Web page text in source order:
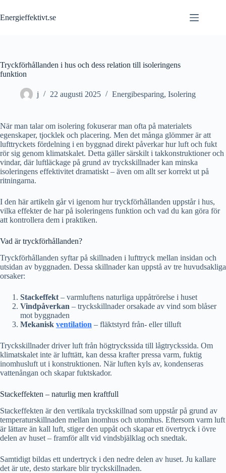
to
content
Energieffektivt.se
Tryckförhållanden i hus och dess relation till isoleringens
funktion
j 22 augusti 2025 Energibesparing, Isolering
När man talar om isolering fokuserar man ofta på materialets
egenskaper, tjocklek och placering. Men det många glömmer är att
lufttryckets fördelning i en byggnad direkt påverkar hur luft och fukt
rör sig genom klimatskalet. Detta gäller särskilt i takkonstruktioner och
vindar, där luftläckage på grund av tryckskillnader kan minska
isoleringens effektivitet dramatiskt – även om allt ser korrekt ut på
ritningarna.
I den här artikeln går vi igenom hur tryckförhållanden uppstår i hus,
vilka effekter de har på isoleringens funktion och vad du kan göra för
att kontrollera dem i praktiken.
Vad är tryckförhållanden?
Tryckförhållanden syftar på skillnaden i lufttryck mellan insidan och
utsidan av byggnaden. Dessa skillnader kan uppstå av tre huvudsakliga
orsaker:
Stackeffekt – varmluftens naturliga uppåtrörelse i huset
Vindpåverkan – tryckskillnader orsakade av vind som blåser
mot byggnaden
Mekanisk ventilation – fläktstyrd från- eller tilluft
Tryckskillnader driver luft från högtryckssida till lågtryckssida. Om
klimatskalet inte är lufttätt, kan dessa krafter pressa varm, fuktig
inomhusluft ut i konstruktionen. När luften kyls av, kondenseras
vattenångan och skapar fuktskador.
Stackeffekten – naturlig men kraftfull
Stackeffekten är den vertikala tryckskillnad som uppstår på grund av
temperaturskillnaden mellan inomhus och utomhus. Eftersom varm luft
är lättare än kall luft, stiger den uppåt och skapar ett övertryck i övre
delen av huset – framför allt vid vindsbjälklag och snedtak.
Samtidigt bildas ett undertryck i den nedre delen av huset. Ju kallare
det är ute, desto starkare blir tryckskillnaden.